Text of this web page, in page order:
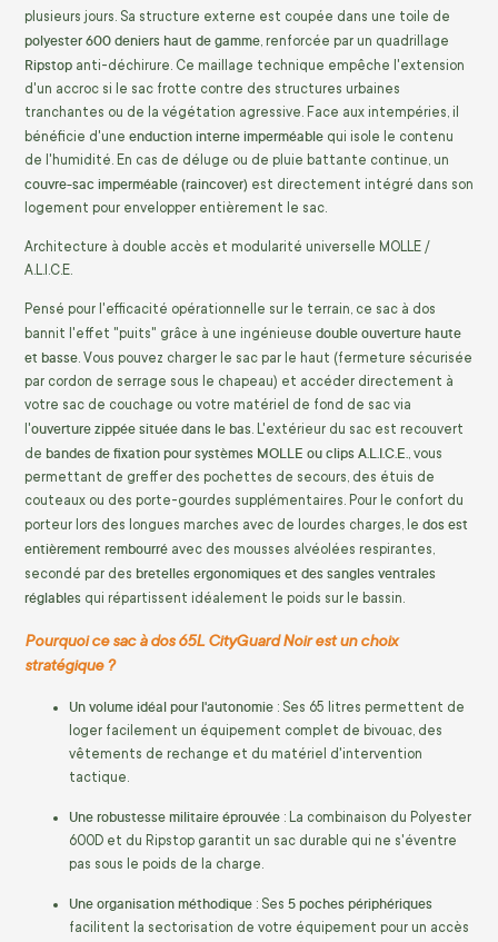
plusieurs jours. Sa structure externe est coupée dans une toile de
polyester 600 deniers haut de gamme , renforcée par un quadrillage
Ripstop anti-déchirure. Ce maillage technique empêche l'extension
d'un accroc si le sac frotte contre des structures urbaines
tranchantes ou de la végétation agressive. Face aux intempéries, il
bénéficie d'une enduction interne imperméable qui isole le contenu
de l'humidité. En cas de déluge ou de pluie battante continue, un
couvre-sac imperméable (raincover) est directement intégré dans son
logement pour envelopper entièrement le sac.
Architecture à double accès et modularité universelle MOLLE /
A.L.I.C.E.
Pensé pour l'efficacité opérationnelle sur le terrain, ce sac à dos
bannit l'effet "puits" grâce à une ingénieuse double ouverture haute
et basse . Vous pouvez charger le sac par le haut (fermeture sécurisée
par cordon de serrage sous le chapeau) et accéder directement à
votre sac de couchage ou votre matériel de fond de sac via
l'ouverture zippée située dans le bas . L'extérieur du sac est recouvert
de bandes de fixation pour systèmes MOLLE ou clips A.L.I.C.E. , vous
permettant de greffer des pochettes de secours, des étuis de
couteaux ou des porte-gourdes supplémentaires. Pour le confort du
porteur lors des longues marches avec de lourdes charges, le dos est
entièrement rembourré avec des mousses alvéolées respirantes,
secondé par des bretelles ergonomiques et des sangles ventrales
réglables qui répartissent idéalement le poids sur le bassin.
Pourquoi ce sac à dos 65L CityGuard Noir est un choix
stratégique ?
Un volume idéal pour l'autonomie : Ses 65 litres permettent de
loger facilement un équipement complet de bivouac, des
vêtements de rechange et du matériel d'intervention
tactique.
Une robustesse militaire éprouvée : La combinaison du Polyester
600D et du Ripstop garantit un sac durable qui ne s'éventre
pas sous le poids de la charge.
Une organisation méthodique : Ses 5 poches périphériques
facilitent la sectorisation de votre équipement pour un accès